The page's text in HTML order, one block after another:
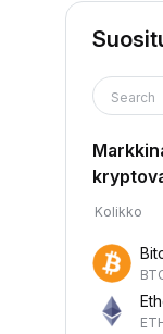
Search
Kolikko